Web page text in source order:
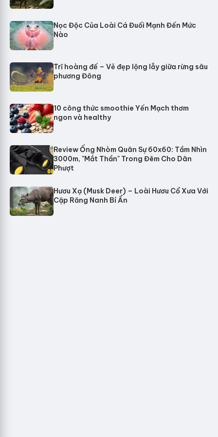
Nọc Độc Của Loài Cá Đuối Mạnh Đến Mức
Nào
Trĩ hoàng đế – Vẻ đẹp lộng lẫy giữa rừng sâu
phương Đông
10 công thức smoothie Yến Mạch thơm
ngon và healthy
Review Ống Nhòm Quân Sự 60x60: Tầm Nhìn
3000m, "Mắt Thần" Trong Đêm Cho Dân
Phượt
Hươu Xạ (Musk Deer) – Loài Hươu Cổ Xưa Với
Cặp Răng Nanh Bí Ẩn